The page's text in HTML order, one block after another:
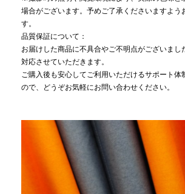
場合がございます。予めご了承くださいますよう
す。
品質保証について：
お届けした商品に不具合やご不明点がございまし
対応させていただきます。
ご購入後も安心してご利用いただけるサポート体
ので、どうぞお気軽にお問い合わせください。